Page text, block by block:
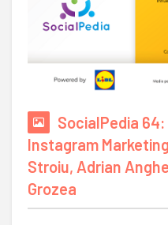
SocialPedia
Instagram
Stroiu, Adrian
Grozea